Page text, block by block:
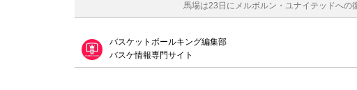
馬場は23日にメルボルン・ユナイテッドへ
バスケットボールキング編集部
バスケ情報専門サイト